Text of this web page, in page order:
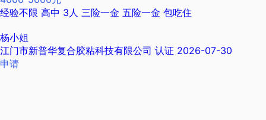
经验不限 高中 3人 三险一金 五险一金 包吃住
杨小姐
江门市新普华复合胶粘科技有限公司 认证 2026-07-30
申请